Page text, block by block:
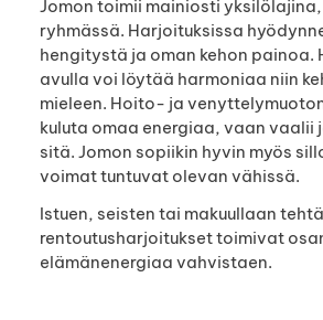
Jomon toimii mainiosti
ryhmässä. Harjoituksissa
hengitystä ja oman kehon painoa.
avulla voi löytää harmoniaa niin
mieleen. Hoito- ja
kuluta omaa energiaa, vaan vaalii
sitä. Jomon sopiikin hyvin myös
voimat tuntuvat olevan vähissä.
Istuen, seisten tai makuullaan
rentoutusharjoitukset toimivat
elämänenergiaa vahvistaen.